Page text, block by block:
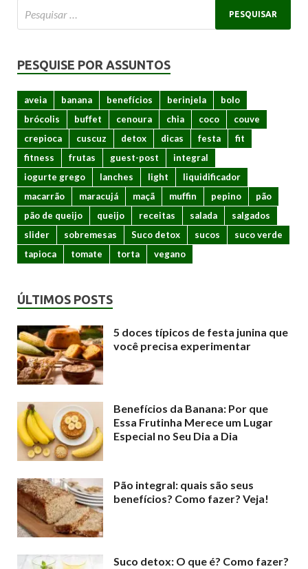
PESQUISE POR ASSUNTOS
aveia banana benefícios berinjela
bolo
brócolis
buffet cenoura chia coco
couve
crepioca
cuscuz detox dicas festa
fit
fitness
frutas guest-post
integral
iogurte grego
lanches light
liquidificador
macarrão
maracujá maçã muffin pepino
pão
pão de queijo
queijo receitas salada
salgados
slider
sobremesas Suco detox sucos
suco verde
tapioca
tomate torta vegano
ÚLTIMOS POSTS
5 doces típicos de festa junina que
você precisa experimentar
Benefícios da Banana: Por que
Essa Frutinha Merece um Lugar
Especial no Seu Dia a Dia
Pão integral: quais são seus
benefícios? Como fazer? Veja!
Suco detox: O que é? Como fazer?